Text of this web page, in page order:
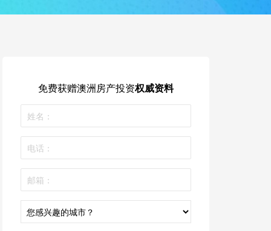
免费获赠澳洲房产投资权威资料